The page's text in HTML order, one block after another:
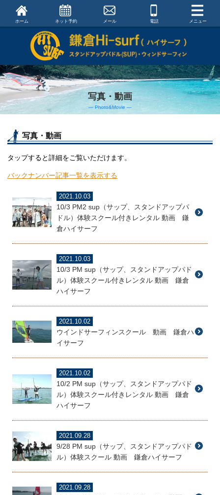
ホーム ネット予約 メール 電話 メニュー
写真・動画
― Photo&Movie ―
写真・動画
タップすると詳細をご覧いただけます。
バックナンバー記事一覧を表示する
2021.10.03
10/3 PM2 sup（サップ、スタンドアップパ
ドル）体験スクール付きレンタル 動画 鎌
倉ハイサーフ
2021.10.03
10/3 PM sup（サップ、スタンドアップパド
ル）体験スクール付きレンタル 動画 鎌倉
ハイサーフ
2021.10.02
ウインドサーフィンスクール 動画 鎌倉ハ
イサーフ
2021.10.02
10/2 PM sup（サップ、スタンドアップパド
ル）体験スクール付きレンタル 動画 鎌倉
ハイサーフ
2021.09.28
9/28 PM sup（サップ、スタンドアップパド
ル）体験スクール 動画 鎌倉ハイサーフ
2021.09.28